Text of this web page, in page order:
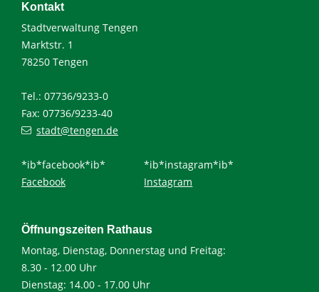
Kontakt
Stadtverwaltung Tengen
Marktstr. 1
78250 Tengen
Tel.: 07736/9233-0
Fax: 07736/9233-40
stadt@tengen.de
*ib*facebook*ib*
Facebook
*ib*instagram*ib*
Instagram
Öffnungszeiten Rathaus
Montag, Dienstag, Donnerstag und Freitag:
8.30 - 12.00 Uhr
Dienstag: 14.00 - 17.00 Uhr